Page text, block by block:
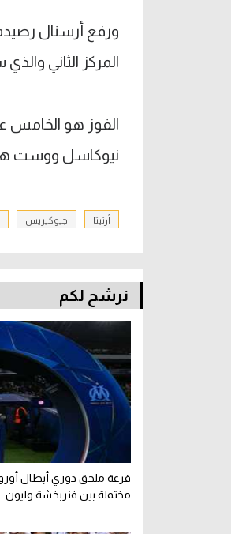
المركز الثاني
الفوز هو الخامس
نيوكاسل ووست
أرتيتا جيوكيريس
نرشح لكم
قرعة ملحق دوري أبطال
مختملة بين فنربخشة وليون